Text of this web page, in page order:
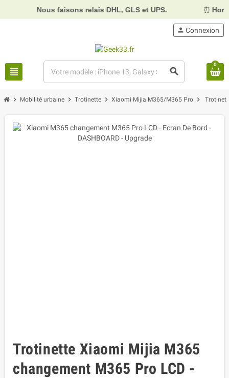
Nous faisons relais DHL, GLS et UPS.
view_headline search
person Connexion
0
chevron_right Mobilité urbaine chevron_right Trotinette chevron_right Xiaomi Mijia M365/M365 Pro chevron_right
Trotinette Xiaomi Mijia M365
changement M365 Pro LCD -